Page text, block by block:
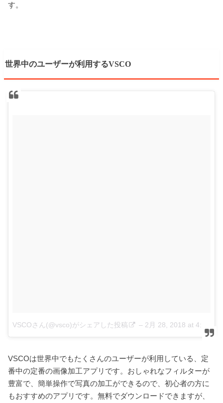
す。
世界中のユーザーが利用するVSCO
VSCOさん(@vsco)がシェアした投稿 – 2月 28, 2018 at 4:31午後 PST
VSCOは世界中でもたくさんのユーザーが利用している、定
番中の定番の画像加工アプリです。おしゃれなフィルターが
豊富で、簡単操作で写真の加工ができるので、初心者の方に
もおすすめのアプリです。無料でダウンロードできますが、